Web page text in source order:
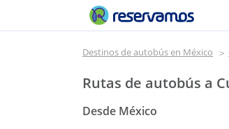
Destinos de autobús en México
Rutas de autobús a
Desde México